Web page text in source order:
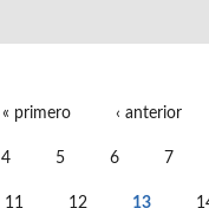
« primero ‹ anterior
4 5 6 7
11 12 13